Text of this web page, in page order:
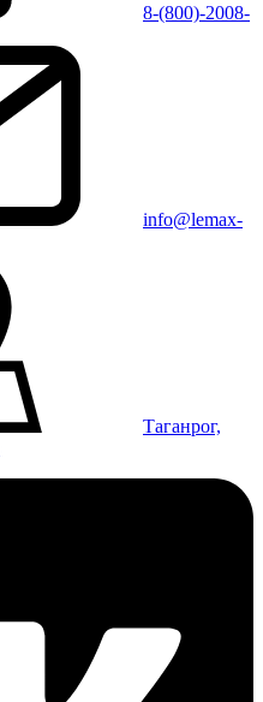
8-(800)-2008-
info@lemax-
Таганрог,